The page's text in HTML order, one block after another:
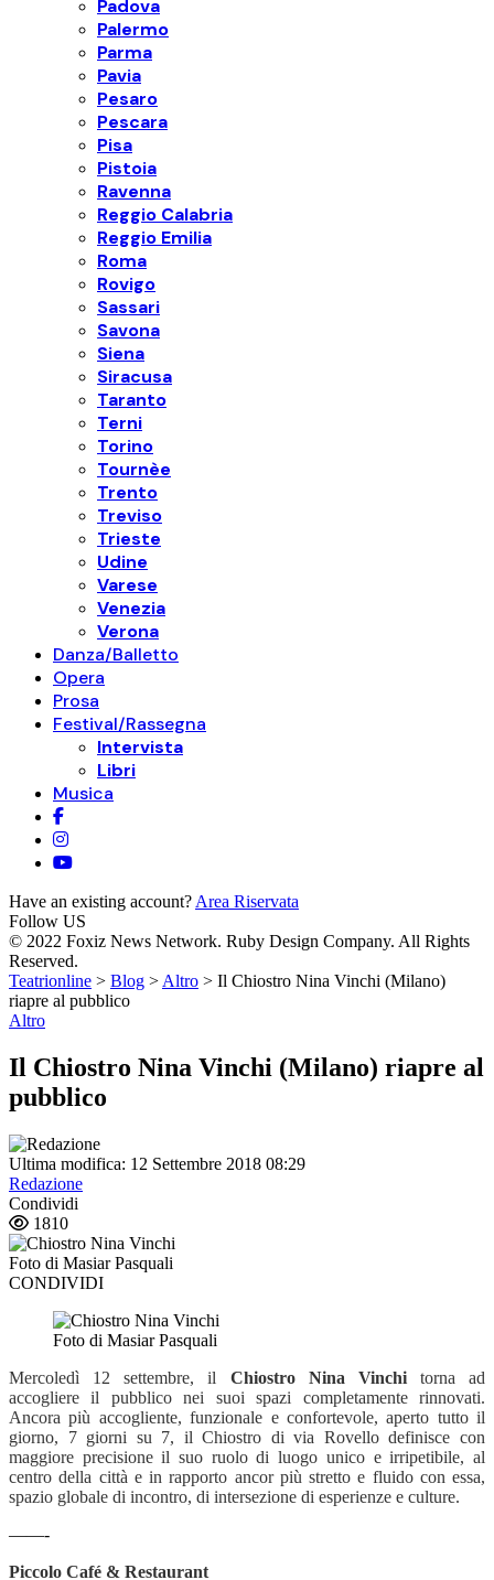
Padova
Palermo
Parma
Pavia
Pesaro
Pescara
Pisa
Pistoia
Ravenna
Reggio Calabria
Reggio Emilia
Roma
Rovigo
Sassari
Savona
Siena
Siracusa
Taranto
Terni
Torino
Tournèe
Trento
Treviso
Trieste
Udine
Varese
Venezia
Verona
Danza/Balletto
Opera
Prosa
Festival/Rassegna
Intervista
Libri
Musica
Have an existing account? Area Riservata
Follow US
© 2022 Foxiz News Network. Ruby Design Company. All Rights
Reserved.
Teatrionline > Blog > Altro > Il Chiostro Nina Vinchi (Milano)
riapre al pubblico
Altro
Il Chiostro Nina Vinchi (Milano) riapre al
pubblico
Ultima modifica: 12 Settembre 2018 08:29
Redazione
Condividi
1810
Foto di Masiar Pasquali
CONDIVIDI
Foto di Masiar Pasquali
Mercoledì 12 settembre, il Chiostro Nina Vinchitorna ad
accogliere il pubblico nei suoi spazi completamente rinnovati.
Ancora più accogliente, funzionale e confortevole, aperto tutto il
giorno, 7 giorni su 7, il Chiostro di via Rovello definisce con
maggiore precisione il suo ruolo di luogo unico e irripetibile, al
centro della città e in rapporto ancor più stretto e fluido con essa,
spazio globale di incontro, di intersezione di esperienze e culture.
——-
Piccolo Café & Restaurant